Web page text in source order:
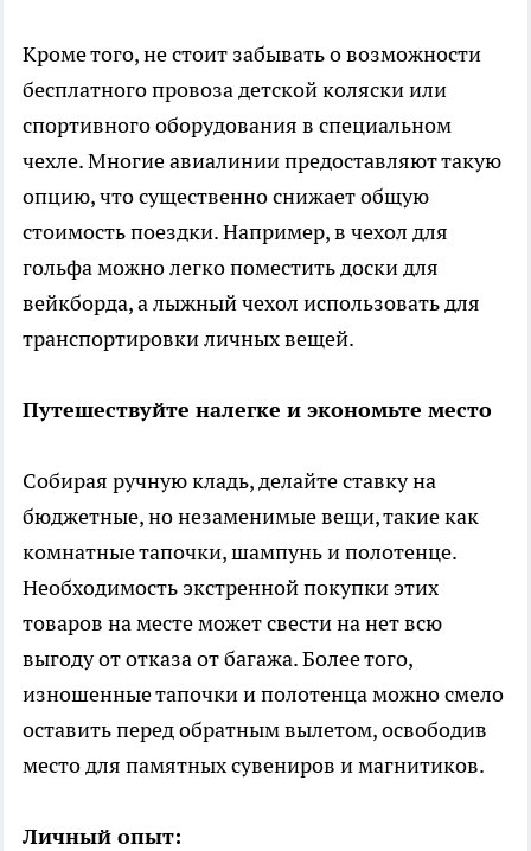
Кроме того, не стоит забывать о возможности
бесплатного провоза детской коляски или
спортивного оборудования в специальном
чехле. Многие авиалинии предоставляют такую
опцию, что существенно снижает общую
стоимость поездки. Например, в чехол для
гольфа можно легко поместить доски для
вейкборда, а лыжный чехол использовать для
транспортировки личных вещей.
Путешествуйте налегке и экономьте место
Собирая ручную кладь, делайте ставку на
бюджетные, но незаменимые вещи, такие как
комнатные тапочки, шампунь и полотенце.
Необходимость экстренной покупки этих
товаров на месте может свести на нет всю
выгоду от отказа от багажа. Более того,
изношенные тапочки и полотенца можно смело
оставить перед обратным вылетом, освободив
место для памятных сувениров и магнитиков.
Личный опыт: